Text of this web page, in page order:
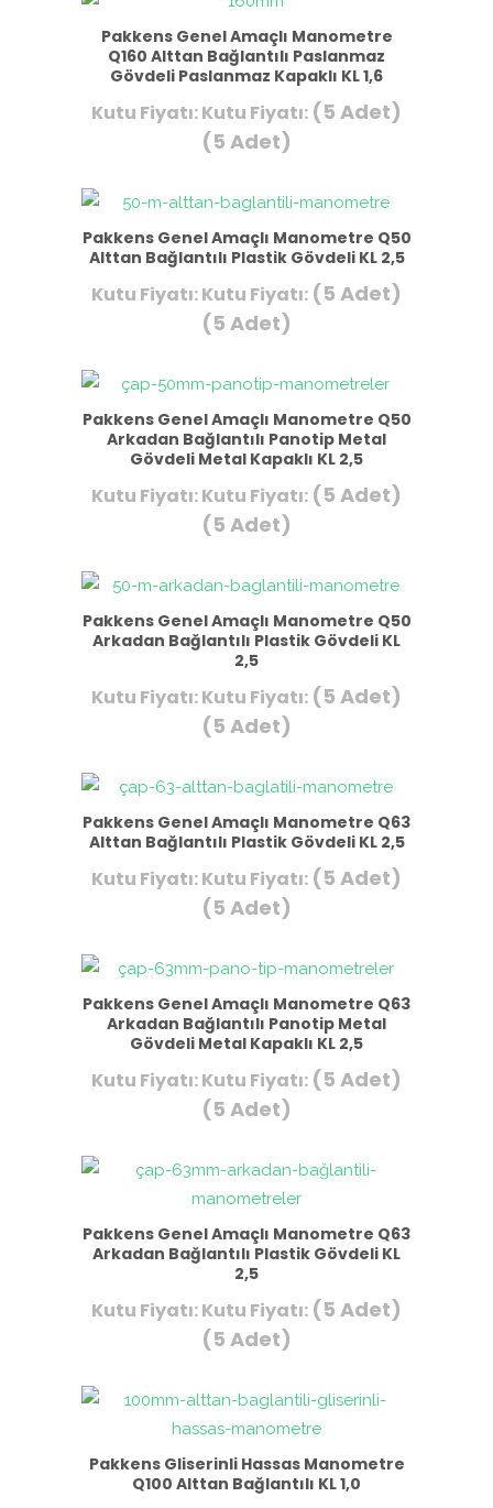
Pakkens Genel Amaçlı Manometre
Q160 Alttan Bağlantılı Paslanmaz
Gövdeli Paslanmaz Kapaklı KL 1,6
Kutu Fiyatı:Kutu Fiyatı: (5 Adet)
(5 Adet)
Pakkens Genel Amaçlı Manometre Q50
Alttan Bağlantılı Plastik Gövdeli KL 2,5
Kutu Fiyatı:Kutu Fiyatı: (5 Adet)
(5 Adet)
Pakkens Genel Amaçlı Manometre Q50
Arkadan Bağlantılı Panotip Metal
Gövdeli Metal Kapaklı KL 2,5
Kutu Fiyatı:Kutu Fiyatı: (5 Adet)
(5 Adet)
Pakkens Genel Amaçlı Manometre Q50
Arkadan Bağlantılı Plastik Gövdeli KL
2,5
Kutu Fiyatı:Kutu Fiyatı: (5 Adet)
(5 Adet)
Pakkens Genel Amaçlı Manometre Q63
Alttan Bağlantılı Plastik Gövdeli KL 2,5
Kutu Fiyatı:Kutu Fiyatı: (5 Adet)
(5 Adet)
Pakkens Genel Amaçlı Manometre Q63
Arkadan Bağlantılı Panotip Metal
Gövdeli Metal Kapaklı KL 2,5
Kutu Fiyatı:Kutu Fiyatı: (5 Adet)
(5 Adet)
Pakkens Genel Amaçlı Manometre Q63
Arkadan Bağlantılı Plastik Gövdeli KL
2,5
Kutu Fiyatı:Kutu Fiyatı: (5 Adet)
(5 Adet)
Pakkens Gliserinli Hassas Manometre
Q100 Alttan Bağlantılı KL 1,0